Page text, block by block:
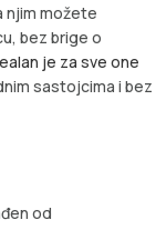
njim možete
bez brige o
je za sve one
sastojcima i bez
od